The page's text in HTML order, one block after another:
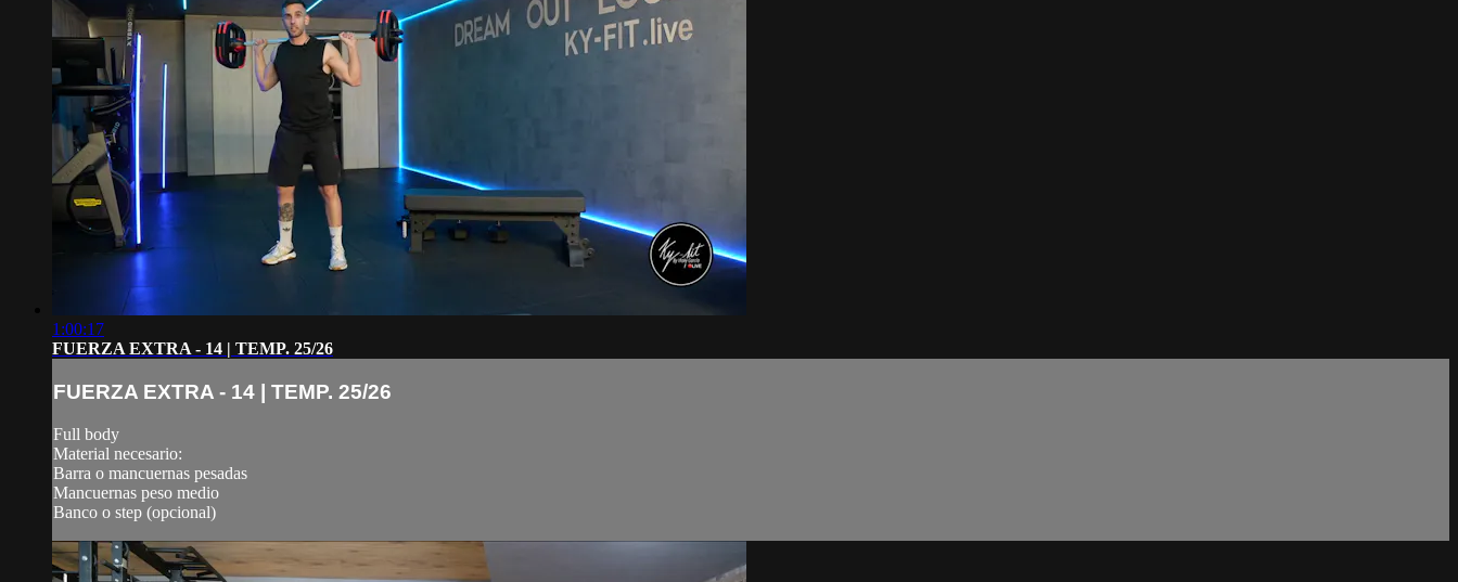
1:00:17
FUERZA EXTRA - 14 | TEMP. 25/26
FUERZA EXTRA - 14 | TEMP. 25/26
Full body
Material necesario:
Barra o mancuernas pesadas
Mancuernas peso medio
Banco o step (opcional)